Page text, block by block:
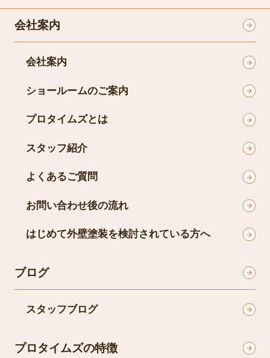
会社案内
会社案内
ショールームのご案内
プロタイムズとは
スタッフ紹介
よくあるご質問
お問い合わせ後の流れ
はじめて外壁塗装を検討されている方へ
ブログ
スタッフブログ
プロタイムズの特徴